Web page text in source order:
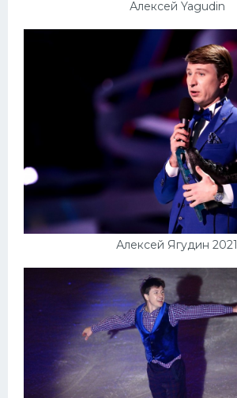
Алексей Yagudin
Алексей Ягудин 2021